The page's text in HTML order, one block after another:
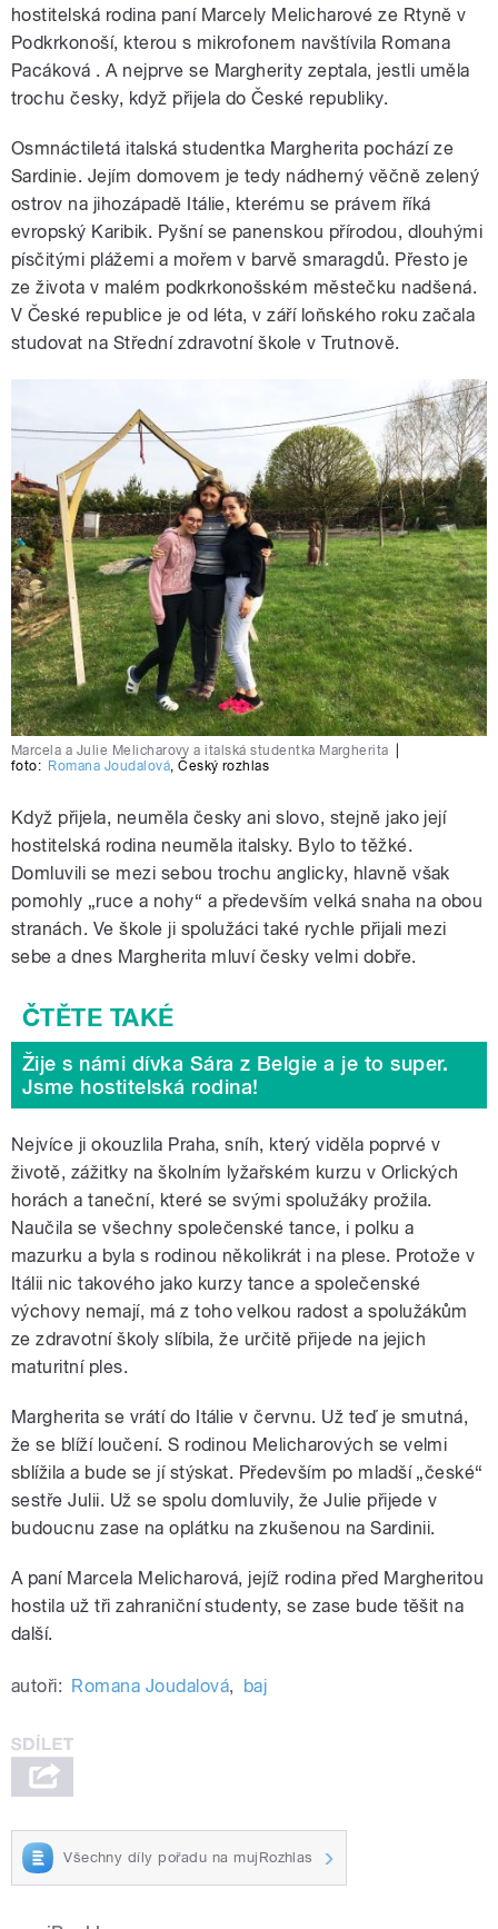
hostitelská rodina paní Marcely Melicharové ze Rtyně v
Podkrkonoší, kterou s mikrofonem navštívila Romana
Pacáková . A nejprve se Margherity zeptala, jestli uměla
trochu česky, když přijela do České republiky.
Osmnáctiletá italská studentka Margherita pochází ze
Sardinie. Jejím domovem je tedy nádherný věčně zelený
ostrov na jihozápadě Itálie, kterému se právem říká
evropský Karibik. Pyšní se panenskou přírodou, dlouhými
písčitými plážemi a mořem v barvě smaragdů. Přesto je
ze života v malém podkrkonošském městečku nadšená.
V České republice je od léta, v září loňského roku začala
studovat na Střední zdravotní škole v Trutnově.
Marcela a Julie Melicharovy a italská studentka Margherita
foto: Romana Joudalová,Český rozhlas
Když přijela, neuměla česky ani slovo, stejně jako její
hostitelská rodina neuměla italsky. Bylo to těžké.
Domluvili se mezi sebou trochu anglicky, hlavně však
pomohly „ruce a nohy“ a především velká snaha na obou
stranách. Ve škole ji spolužáci také rychle přijali mezi
sebe a dnes Margherita mluví česky velmi dobře.
Žije s námi dívka Sára z Belgie a je to super.
Jsme hostitelská rodina!
Nejvíce ji okouzlila Praha, sníh, který viděla poprvé v
životě, zážitky na školním lyžařském kurzu v Orlických
horách a taneční, které se svými spolužáky prožila.
Naučila se všechny společenské tance, i polku a
mazurku a byla s rodinou několikrát i na plese. Protože v
Itálii nic takového jako kurzy tance a společenské
výchovy nemají, má z toho velkou radost a spolužákům
ze zdravotní školy slíbila, že určitě přijede na jejich
maturitní ples.
Margherita se vrátí do Itálie v červnu. Už teď je smutná,
že se blíží loučení. S rodinou Melicharových se velmi
sblížila a bude se jí stýskat. Především po mladší „české“
sestře Julii. Už se spolu domluvily, že Julie přijede v
budoucnu zase na oplátku na zkušenou na Sardinii.
A paní Marcela Melicharová, jejíž rodina před Margheritou
hostila už tři zahraniční studenty, se zase bude těšit na
další.
autoři: Romana Joudalová, baj
Všechny díly pořadu na mujRozhlas